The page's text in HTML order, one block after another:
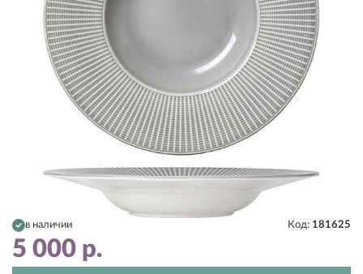
в наличии Код: 181625
5 000 р.